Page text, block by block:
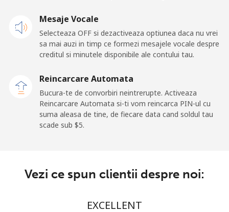
fix
⁦19.5¢⁩
⁦21.5¢⁩ 46 min pentru ⁦$10⁩
Andorra
⁦9.9¢⁩ 101 min pentru ⁦$10⁩ -
Mesaje Vocale
Selecteaza OFF si dezactiveaza optiunea daca nu vrei
sa mai auzi in timp ce formezi mesajele vocale despre
creditul si minutele disponibile ale contului tau.
Reincarcare Automata
Bucura-te de convorbiri neintrerupte. Activeaza
Reincarcare Automata si-ti vom reincarca PIN-ul cu
suma aleasa de tine, de fiecare data cand soldul tau
scade sub ⁦$5⁩.
Vezi ce spun clientii despre noi:
EXCELLENT